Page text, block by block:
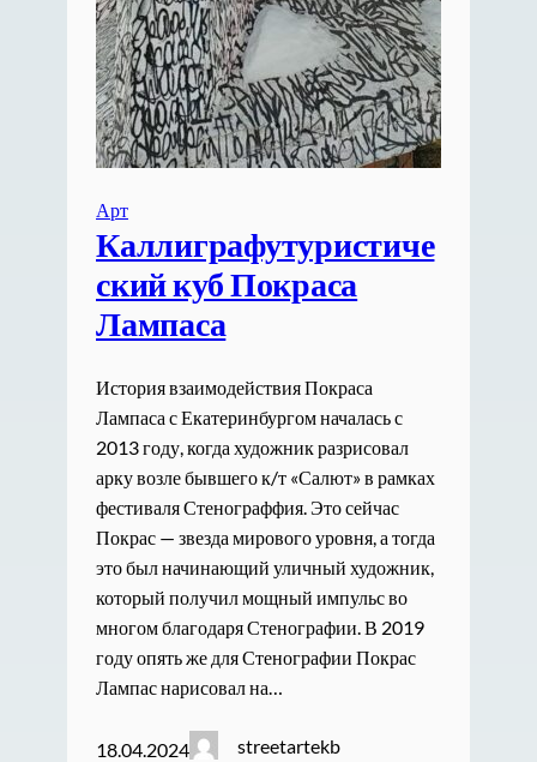
Арт
Каллиграфутуристиче
ский куб Покраса
Лампаса
История взаимодействия Покраса
Лампаса с Екатеринбургом началась с
2013 году, когда художник разрисовал
арку возле бывшего к/т «Салют» в рамках
фестиваля Стенограффия. Это сейчас
Покрас — звезда мирового уровня, а тогда
это был начинающий уличный художник,
который получил мощный импульс во
многом благодаря Стенографии. В 2019
году опять же для Стенографии Покрас
Лампас нарисовал на…
18.04.2024 streetartekb